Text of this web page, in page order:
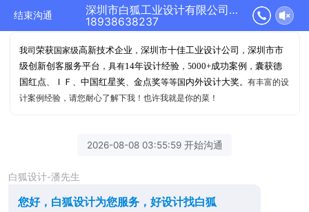
结束沟通
深圳市白狐工业设计有限公司正在为您服务
18938638237
我司荣获国家级高新技术企业 ，深圳市十佳工业设计公司 ，深圳市市
级创新创客服务平台 ，具有14年设计经验 ，5000+成功案例 ，囊获德
国红点
ＩＦ 、中国红星奖 、金点奖等等国内外设计大奖 。有丰富的设
计案例经验，请您耐心了解下我！也许我就是你的菜！
2026-08-08 03:55:59 开始沟通
白狐设计-潘先生
您好，白狐设计为您服务，好设计找白狐